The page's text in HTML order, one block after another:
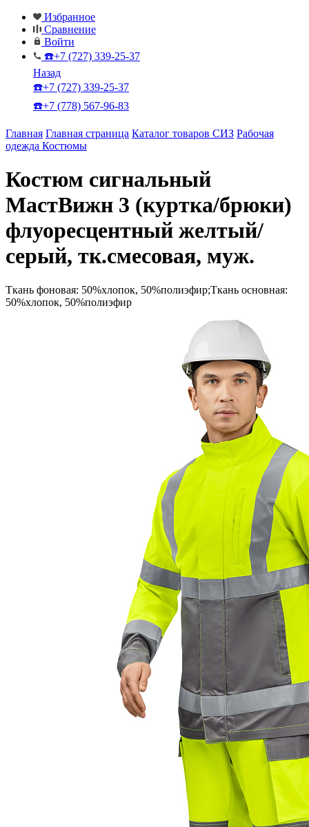
Избранное
Сравнение
Войти
☎️+7 (727) 339-25-37
Назад
☎️+7 (727) 339-25-37
☎️+7 (778) 567-96-83
Главная Главная страница Каталог товаров СИЗ Рабочая
одежда Костюмы
Костюм сигнальный
МастВижн 3 (куртка/брюки)
флуоресцентный желтый/
серый, тк.смесовая, муж.
Ткань фоновая: 50%хлопок, 50%полиэфир;Ткань основная:
50%хлопок, 50%полиэфир